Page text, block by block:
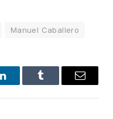
Manuel Caballero
LinkedInTumblr Email